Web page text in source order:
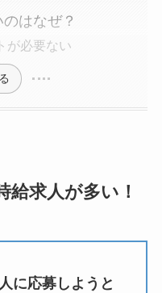
はなぜ？
が必要ない
給求人が多い！
に応募しようと